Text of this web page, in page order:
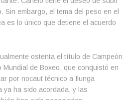
Sin embargo, el tema del peso en el
es lo único que detiene el acuerdo
ostenta el título de Campeón
de Boxeo, que conquistó en
por nocaut técnico a Ilunga
ya ha sido acordada, y las